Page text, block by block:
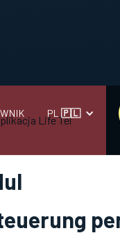
PL🇵🇱
Life Tel